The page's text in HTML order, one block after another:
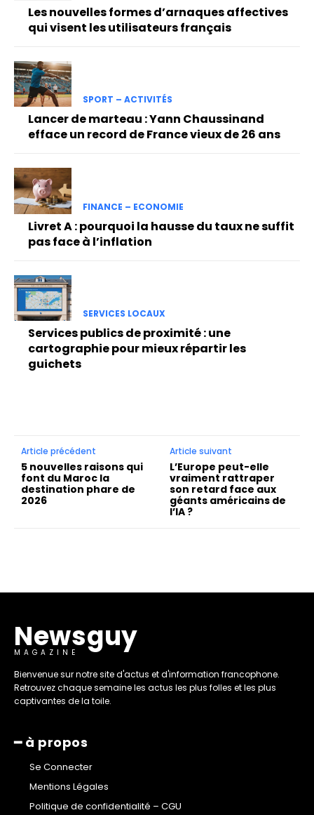
Les nouvelles formes d’arnaques affectives
qui visent les utilisateurs français
SPORT – ACTIVITÉS
Lancer de marteau : Yann Chaussinand
efface un record de France vieux de 26 ans
FINANCE – ECONOMIE
Livret A : pourquoi la hausse du taux ne suffit
pas face à l’inflation
SERVICES LOCAUX
Services publics de proximité : une
cartographie pour mieux répartir les
guichets
Article précédent
5 nouvelles raisons qui
font du Maroc la
destination phare de
2026
Article suivant
L’Europe peut-elle
vraiment rattraper
son retard face aux
géants américains de
l’IA ?
Newsguy
MAGAZINE
Bienvenue sur notre site d'actus et d'information francophone.
Retrouvez chaque semaine les actus les plus folles et les plus
captivantes de la toile.
━ à propos
Se Connecter
Mentions Légales
Politique de confidentialité – CGU